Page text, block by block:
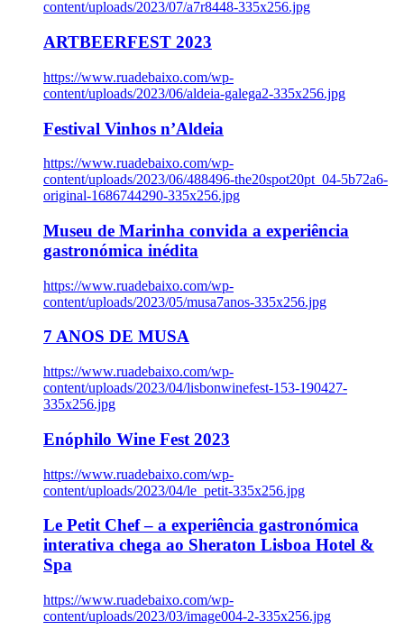
content/uploads/2023/07/a7r8448-335x256.jpg
ARTBEERFEST 2023
https://www.ruadebaixo.com/wp-
content/uploads/2023/06/aldeia-galega2-335x256.jpg
Festival Vinhos n’Aldeia
https://www.ruadebaixo.com/wp-
content/uploads/2023/06/488496-the20spot20pt_04-5b72a6-
original-1686744290-335x256.jpg
Museu de Marinha convida a experiência
gastronómica inédita
https://www.ruadebaixo.com/wp-
content/uploads/2023/05/musa7anos-335x256.jpg
7 ANOS DE MUSA
https://www.ruadebaixo.com/wp-
content/uploads/2023/04/lisbonwinefest-153-190427-
335x256.jpg
Enóphilo Wine Fest 2023
https://www.ruadebaixo.com/wp-
content/uploads/2023/04/le_petit-335x256.jpg
Le Petit Chef – a experiência gastronómica
interativa chega ao Sheraton Lisboa Hotel &
Spa
https://www.ruadebaixo.com/wp-
content/uploads/2023/03/image004-2-335x256.jpg